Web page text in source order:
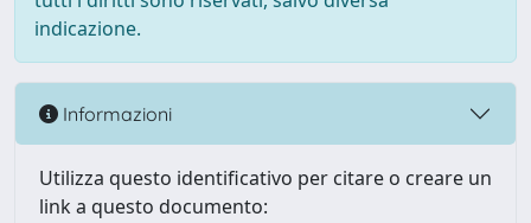
indicazione.
Informazioni
Utilizza questo identificativo per citare o creare un
link a questo documento: